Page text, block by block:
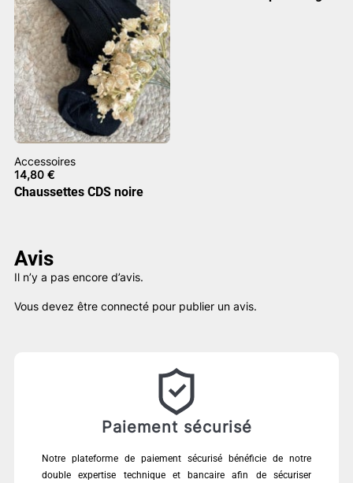
Accessoires
14,80 €
Chaussettes CDS noire
Avis
Il n’y a pas encore d’avis.
Vous devez être connecté pour publier un avis.
Paiement sécurisé
Notre plateforme de paiement sécurisé bénéficie de notre
double expertise technique et bancaire afin de sécuriser